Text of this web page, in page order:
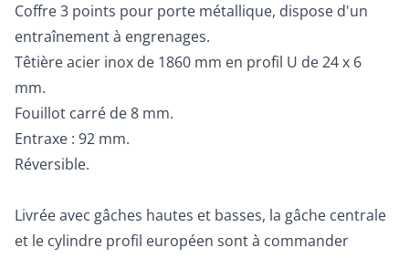
Coffre 3 points pour porte métallique, dispose d'un
entraînement à engrenages.
Têtière acier inox de 1860 mm en profil U de 24 x 6
mm.
Fouillot carré de 8 mm.
Entraxe : 92 mm.
Réversible.
Livrée avec gâches hautes et basses, la gâche centrale
et le cylindre profil européen sont à commander